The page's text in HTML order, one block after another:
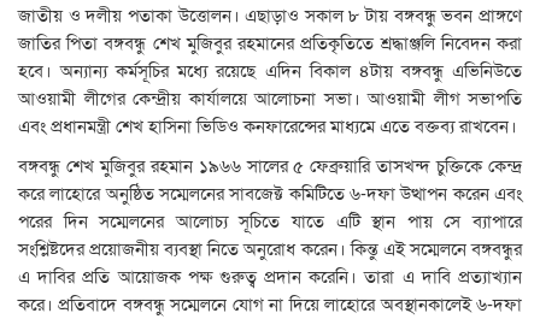
জাতীয় ও দলীয় পতাকা উত্তোলন। এছাড়াও সকাল ৮ টায় বঙ্গবন্ধু ভবন প্রাঙ্গণে
জাতির পিতা বঙ্গবন্ধু শেখ মুজিবুর রহমানের প্রতিকৃতিতে শ্রদ্ধাঞ্জলি নিবেদন করা
হবে। অন্যান্য কর্মসূচির মধ্যে রয়েছে এদিন বিকাল ৪টায় বঙ্গবন্ধু এভিনিউতে
আওয়ামী লীগের কেন্দ্রীয় কার্যালয়ে আলোচনা সভা। আওয়ামী লীগ সভাপতি
এবং প্রধানমন্ত্রী শেখ হাসিনা ভিডিও কনফারেন্সের মাধ্যমে এতে বক্তব্য রাখবেন।
বঙ্গবন্ধু শেখ মুজিবুর রহমান ১৯৬৬ সালের ৫ ফেব্রুয়ারি তাসখন্দ চুক্তিকে কেন্দ্র
করে লাহোরে অনুষ্ঠিত সম্মেলনের সাবজেক্ট কমিটিতে ৬-দফা উত্থাপন করেন এবং
পরের দিন সম্মেলনের আলোচ্য সূচিতে যাতে এটি স্থান পায় সে ব্যাপারে
সংশ্লিষ্টদের প্রয়োজনীয় ব্যবস্থা নিতে অনুরোধ করেন। কিন্তু এই সম্মেলনে বঙ্গবন্ধুর
এ দাবির প্রতি আয়োজক পক্ষ গুরুত্ব প্রদান করেনি। তারা এ দাবি প্রত্যাখ্যান
করে। প্রতিবাদে বঙ্গবন্ধু সম্মেলনে যোগ না দিয়ে লাহোরে অবস্থানকালেই ৬-দফা